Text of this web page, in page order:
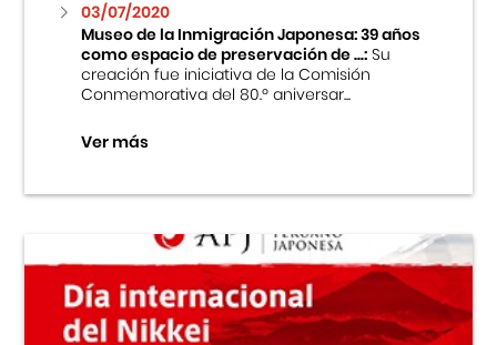
03/07/2020
Museo de la Inmigración Japonesa: 39 años
como espacio de preservación de ...:Su
creación fue iniciativa de la Comisión
Conmemorativa del 80.º aniversar...
Ver más